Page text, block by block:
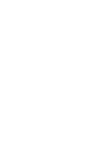
Si bien el
ambicioso
capacitación
un ahorro en
el uso y
resguardo
como el
ciudadanía
información